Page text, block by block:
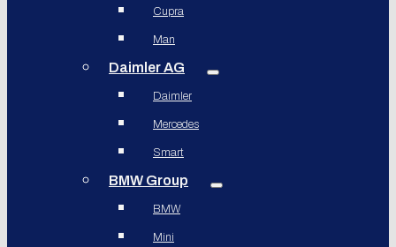
Cupra
Man
Daimler AG
Daimler
Mercedes
Smart
BMW Group
BMW
Mini